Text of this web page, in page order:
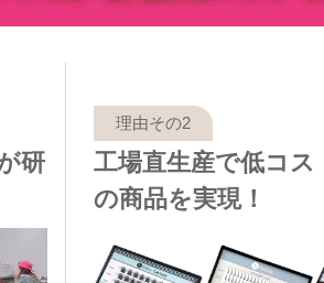
研
工場直生産で低コス
の商品を実現！